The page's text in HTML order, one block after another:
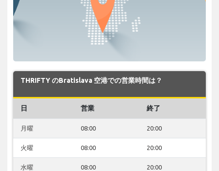
THRIFTY のBratislava 空港での営業時間は？
日 営業 終了
月曜 08:00 20:00
火曜 08:00 20:00
水曜 08:00 20:00